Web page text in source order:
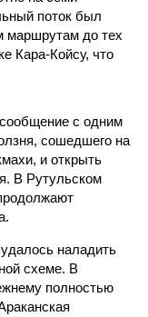
поток был
маршрутам до тех
Кара-Койсу, что
с одним
сошедшего на
и открыть
В Рутульском
наладить
схеме. В
полностью